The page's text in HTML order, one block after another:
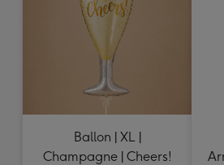
Ballon | XL |
Champagne | Cheers!